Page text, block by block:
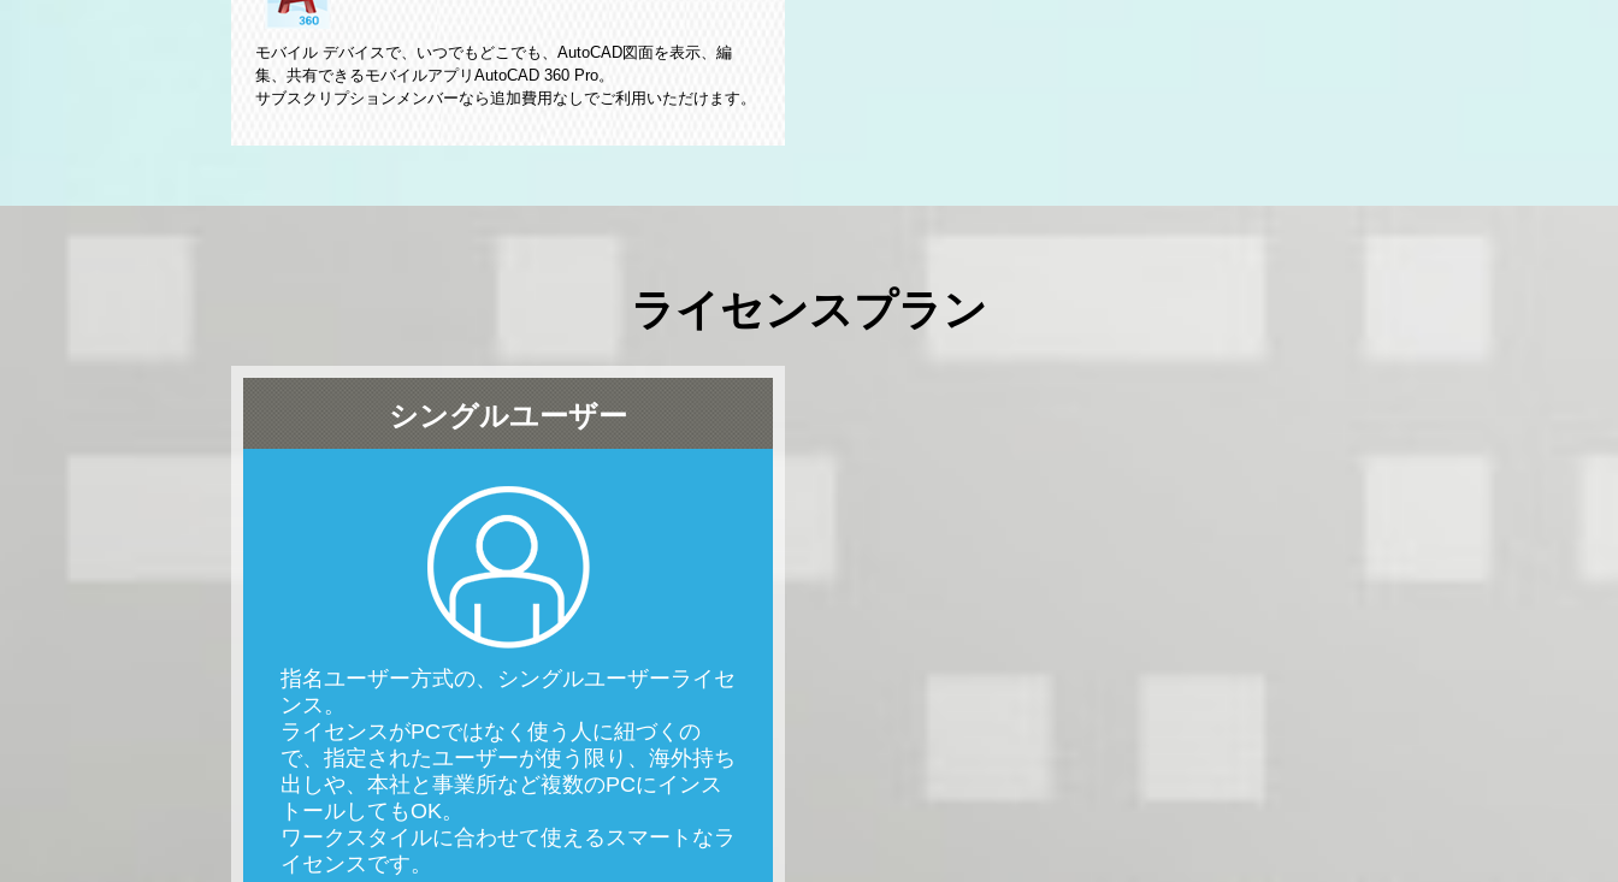
モバイル デバイスで、いつでもどこでも、AutoCAD図面を表示、編
集、共有できるモバイルアプリAutoCAD 360 Pro。
サブスクリプションメンバーなら追加費用なしでご利用いただけます。
ライセンスプラン
シングルユーザー
指名ユーザー方式の、シングルユーザーライセ
ンス。
ライセンスがPCではなく使う人に紐づくの
で、指定されたユーザーが使う限り、海外持ち
出しや、本社と事業所など複数のPCにインス
トールしてもOK。
ワークスタイルに合わせて使えるスマートなラ
イセンスです。